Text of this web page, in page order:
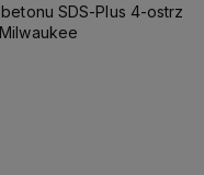
SDS-Plus 4-ostrz